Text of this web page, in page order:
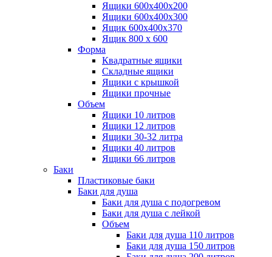
Ящики 600х400х200
Ящики 600х400х300
Ящик 600х400х370
Ящик 800 х 600
Форма
Квадратные ящики
Складные ящики
Ящики с крышкой
Ящики прочные
Объем
Ящики 10 литров
Ящики 12 литров
Ящики 30-32 литра
Ящики 40 литров
Ящики 66 литров
Баки
Пластиковые баки
Баки для душа
Баки для душа с подогревом
Баки для душа с лейкой
Объем
Баки для душа 110 литров
Баки для душа 150 литров